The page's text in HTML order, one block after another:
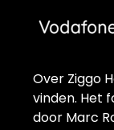
Over Ziggo
vinden. Het
door Marc